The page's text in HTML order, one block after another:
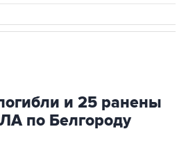
и 25 ранены
по Белгороду
- Три человека